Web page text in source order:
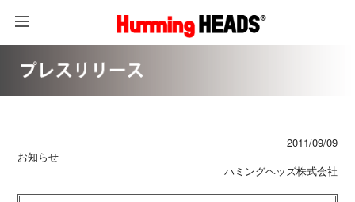
2011/09/09
お知らせ
ハミングヘッズ株式会社